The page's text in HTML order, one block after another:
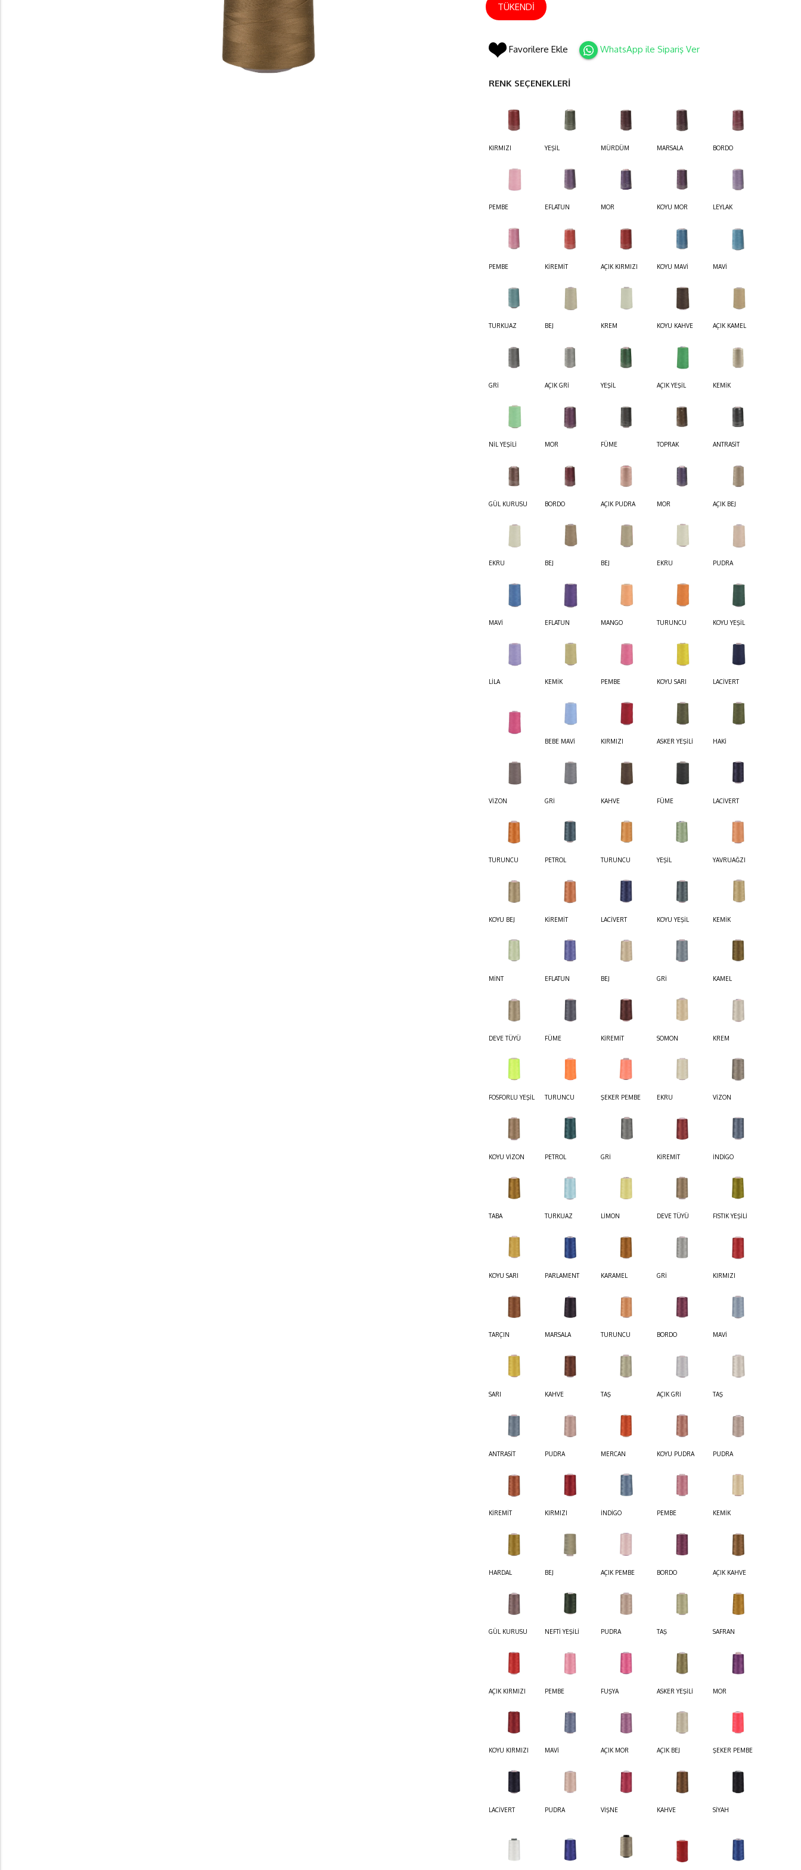
TÜKENDİ
Favorilere Ekle WhatsApp ile Sipariş Ver
RENK SEÇENEKLERİ
KIRMIZI YEŞİL MÜRDÜM MARSALA BORDO
PEMBE EFLATUN MOR KOYU MOR LEYLAK
PEMBE KİREMİT AÇIK KIRMIZI KOYU MAVİ MAVİ
TURKUAZ BEJ KREM KOYU KAHVE AÇIK KAMEL
GRİ AÇIK GRİ YEŞİL AÇIK YEŞİL KEMİK
NİL YEŞİLİ MOR FÜME TOPRAK ANTRASİT
GÜL KURUSU BORDO AÇIK PUDRA MOR AÇIK BEJ
EKRU BEJ BEJ EKRU PUDRA
MAVİ EFLATUN MANGO TURUNCU KOYU YEŞİL
LİLA KEMİK PEMBE KOYU SARI LACİVERT
BEBE MAVİ KIRMIZI ASKER YEŞİLİ HAKİ
VİZON GRİ KAHVE FÜME LACİVERT
TURUNCU PETROL TURUNCU YEŞİL YAVRUAĞZI
KOYU BEJ KİREMİT LACİVERT KOYU YEŞİL KEMİK
MİNT EFLATUN BEJ GRİ KAMEL
DEVE TÜYÜ FÜME KİREMİT SOMON KREM
FOSFORLU YEŞİL TURUNCU ŞEKER PEMBE EKRU VİZON
KOYU VİZON PETROL GRİ KİREMİT İNDİGO
TABA TURKUAZ LİMON DEVE TÜYÜ FISTIK YEŞİLİ
KOYU SARI PARLAMENT KARAMEL GRİ KIRMIZI
TARÇIN MARSALA TURUNCU BORDO MAVİ
SARI KAHVE TAŞ AÇIK GRİ TAŞ
ANTRASİT PUDRA MERCAN KOYU PUDRA PUDRA
KİREMİT KIRMIZI İNDİGO PEMBE KEMİK
HARDAL BEJ AÇIK PEMBE BORDO AÇIK KAHVE
GÜL KURUSU NEFTİ YEŞİLİ PUDRA TAŞ SAFRAN
AÇIK KIRMIZI PEMBE FUŞYA ASKER YEŞİLİ MOR
KOYU KIRMIZI MAVİ AÇIK MOR AÇIK BEJ ŞEKER PEMBE
LACİVERT PUDRA VİŞNE KAHVE SİYAH